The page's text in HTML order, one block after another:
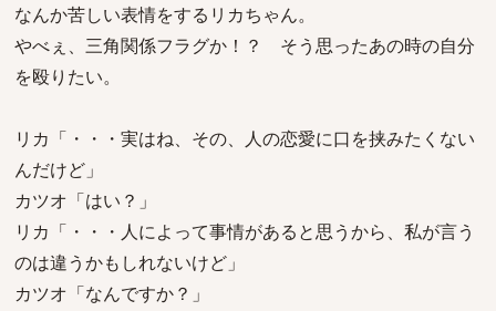
なんか苦しい表情をするリカちゃん。
やべぇ、三角関係フラグか！？ そう思ったあの時の自分
を殴りたい。
リカ「・・・実はね、その、人の恋愛に口を挟みたくない
んだけど」
カツオ「はい？」
リカ「・・・人によって事情があると思うから、私が言う
のは違うかもしれないけど」
カツオ「なんですか？」